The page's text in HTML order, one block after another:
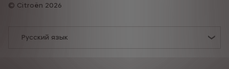
Русский язык
Citroën 2026